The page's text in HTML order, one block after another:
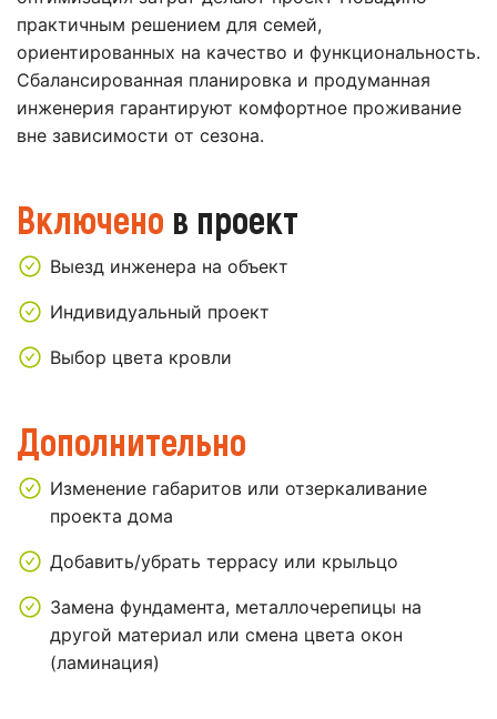
практичным решением для семей,
ориентированных на качество и функциональность.
Сбалансированная планировка и продуманная
инженерия гарантируют комфортное проживание
вне зависимости от сезона.
Включено в проект
Выезд инженера на объект
Индивидуальный проект
Выбор цвета кровли
Дополнительно
Изменение габаритов или отзеркаливание
проекта дома
Добавить/убрать террасу или крыльцо
Замена фундамента, металлочерепицы на
другой материал или смена цвета окон
(ламинация)